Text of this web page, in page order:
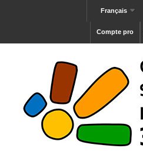
Français
Compte pro